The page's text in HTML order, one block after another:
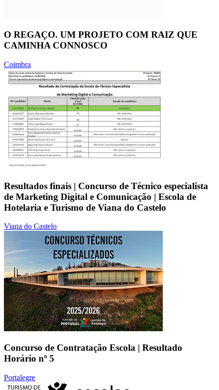
O REGAÇO. UM PROJETO COM RAIZ QUE
CAMINHA CONNOSCO
Coimbra
Resultados finais | Concurso de Técnico especialista
de Marketing Digital e Comunicação | Escola de
Hotelaria e Turismo de Viana do Castelo
Viana do Castelo
Concurso de Contratação Escola | Resultado
Horário nº 5
Portalegre